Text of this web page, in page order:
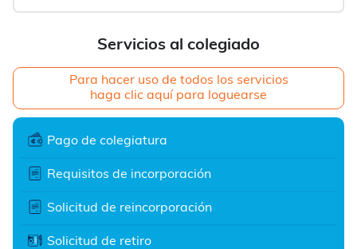
Servicios al colegiado
Para hacer uso de todos los servicios
haga clic aquí para loguearse
Pago de colegiatura
Requisitos de incorporación
Solicitud de reincorporación
Solicitud de retiro